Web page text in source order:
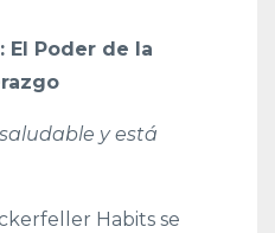
El Poder de la
y está
Habits se